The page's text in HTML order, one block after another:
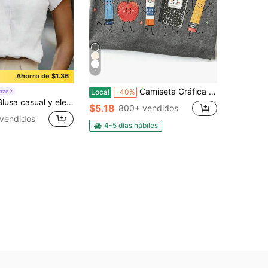
Ahorro de $1.36
con escote en V y mangas murciélago de media manga para el trabajo, blusa holgada con escote en V y media manga para uso diario/cita nocturna & brunch, blusa blanca de verano
4
Local -40% Camiseta Gráfica de Útiles Escolares de Dibujos Animados Lindos Estilo Preppy para Maestro y Estudiante de Jardín de Infantes Regreso a la Escuela con Gráfico de Manzana Sonriente Crayón y Lápiz
$5.18 800+ vendidos
4-5 días hábiles